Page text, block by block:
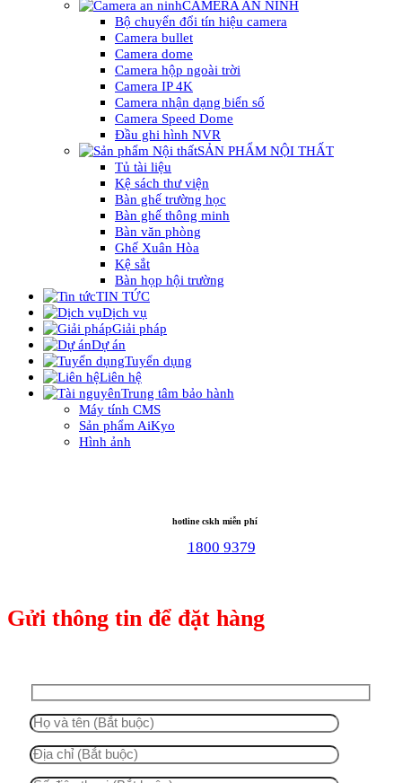
CAMERA AN NINH
Bộ chuyển đổi tín hiệu camera
Camera bullet
Camera dome
Camera hộp ngoài trời
Camera IP 4K
Camera nhận dạng biển số
Camera Speed Dome
Đầu ghi hình NVR
SẢN PHẨM NỘI THẤT
Tủ tài liệu
Kệ sách thư viện
Bàn ghế trường học
Bàn ghế thông minh
Bàn văn phòng
Ghế Xuân Hòa
Kệ sắt
Bàn họp hội trường
TIN TỨC
Dịch vụ
Giải pháp
Dự án
Tuyển dụng
Liên hệ
Trung tâm bảo hành
Máy tính CMS
Sản phẩm AiKyo
Hình ảnh
hotline cskh miễn phí
1800 9379
Gửi thông tin để đặt hàng